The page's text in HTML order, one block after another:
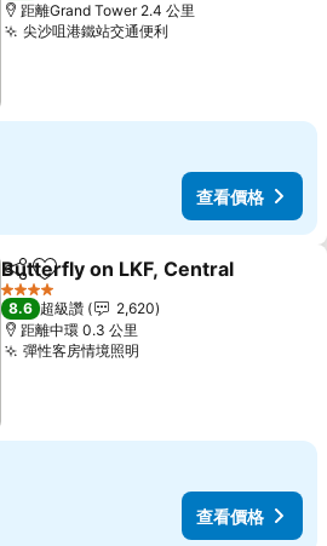
距離Grand Tower 2.4 公里
尖沙咀港鐵站交通便利
查看價格
分享 加入我的最愛
Butterfly on LKF, Central
4 星級
8.6 超級讚
2,620
距離中環 0.3 公里
彈性客房情境照明
查看價格